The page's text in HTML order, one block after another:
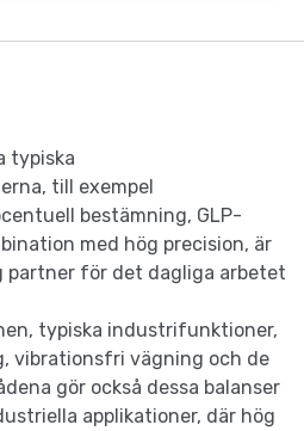
typiska
till exempel
bestämning, GLP-
med hög precision, är
partner för det dagliga arbetet
typiska industrifunktioner,
vibrationsfri vägning och de
gör också dessa balanser
applikationer, där hög